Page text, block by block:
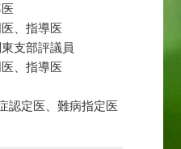
、指導医
支部評議員
、指導医
認定医、難病指定医